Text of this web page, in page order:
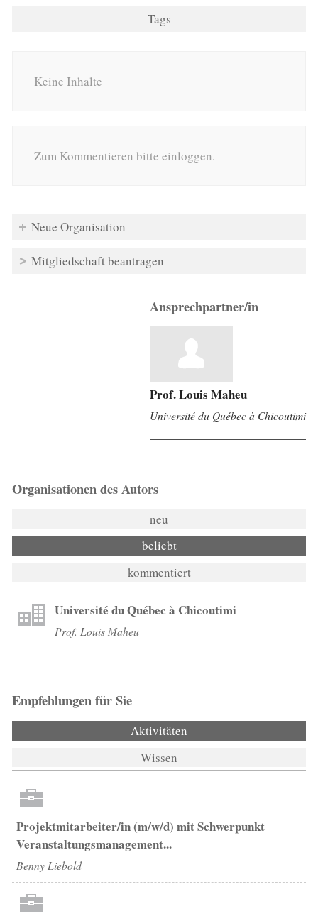
Tags
Keine Inhalte
Zum Kommentieren bitte einloggen.
Neue Organisation
Mitgliedschaft beantragen
Ansprechpartner/in
Prof. Louis Maheu
Université du Québec à Chicoutimi
Organisationen des Autors
neu
beliebt
kommentiert
Université du Québec à Chicoutimi
Prof. Louis Maheu
Empfehlungen für Sie
Aktivitäten
Wissen
Projektmitarbeiter/in (m/w/d) mit Schwerpunkt
Veranstaltungsmanagement...
Benny Liebold